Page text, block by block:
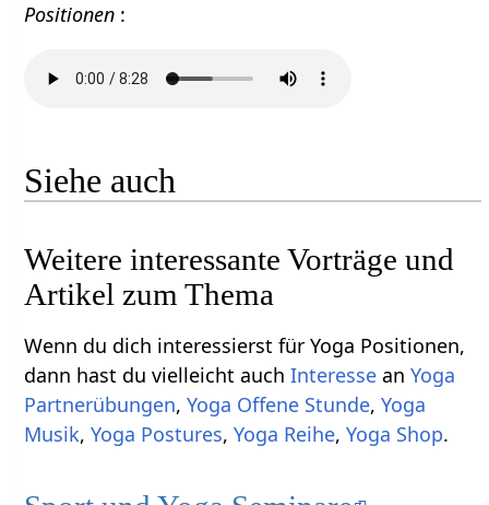
Positionen :
Siehe auch
Weitere interessante Vorträge und
Artikel zum Thema
Wenn du dich interessierst für Yoga Positionen,
dann hast du vielleicht auchInteresse anYoga
Partnerübungen,Yoga Offene Stunde,Yoga
Musik,Yoga Postures,Yoga Reihe,Yoga Shop.